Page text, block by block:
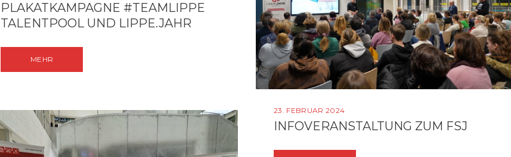
PLAKATKAMPAGNE #TEAMLIPPE
TALENTPOOL UND LIPPE.JAHR
MEHR
23. FEBRUAR 2024
INFOVERANSTALTUNG ZUM FSJ